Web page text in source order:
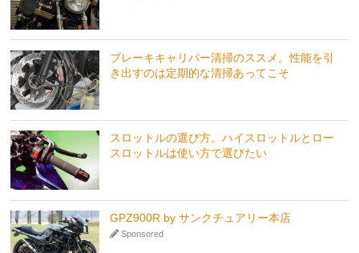
ブレーキキャリパー清掃のススメ。性能を引
き出すのは定期的な清掃あってこそ
スロットルの選び方。ハイスロットルとロー
スロットルは使い方で選びたい
GPZ900R by サンクチュアリー本店
Sponsored